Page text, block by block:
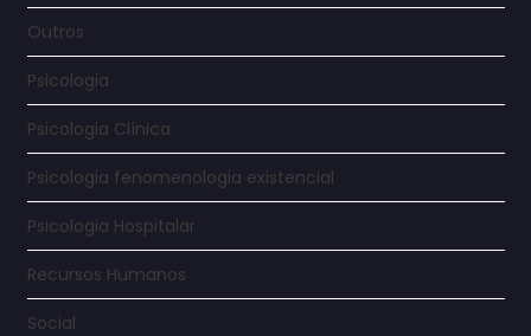
Outros
Psicologia
Psicologia Clínica
Psicologia fenomenologia existencial
Psicologia Hospitalar
Recursos Humanos
Social